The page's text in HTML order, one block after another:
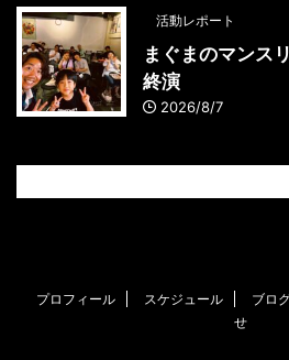
活動レポート
まぐまのマンス
終演
2026/8/7
プロフィール スケジュール ブロ
せ